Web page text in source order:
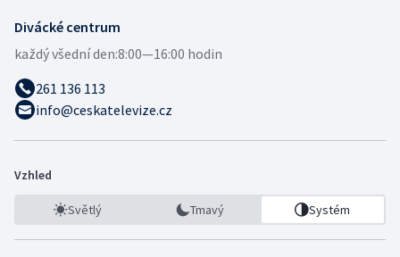
Divácké centrum
každý všední den:8:00—16:00 hodin
261 136 113
info@ceskatelevize.cz
Vzhled
Světlý Tmavý Systém